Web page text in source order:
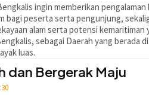
ingin memberikan pengalaman
bagi peserta serta pengunjung,
alam serta potensi kemaritiman
sebagai Daerah yang berada
luas.
dan Bergerak Maju